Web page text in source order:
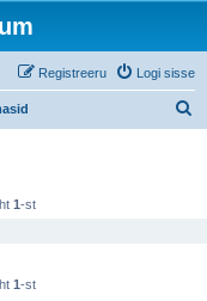
Logi sisse
Registreeru
1-st
1-st